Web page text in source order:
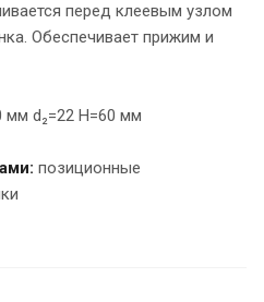
перед клеевым узлом
Обеспечивает прижим и
мм d₂=22 H=60 мм
позиционные